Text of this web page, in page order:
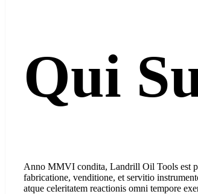
Qui
Anno MMVI condita, Landrill Oil Tools est
fabricatione, venditione, et servitio
atque celeritatem reactionis omni tempore